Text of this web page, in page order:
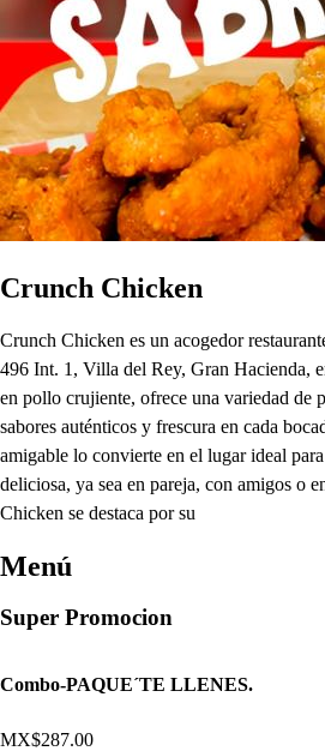
Crunch Chicken
Crunch Chicken es un acogedor
496 Int. 1, Villa del Rey, Gran Hacienda,
en pollo crujiente, ofrece una variedad de
sabores auténticos y frescura en cada
amigable lo convierte en el lugar ideal
deliciosa, ya sea en pareja, con amigos o
Chicken se destaca por su
Menú
Super Promocion
Combo-PAQUE´TE LLENES.
MX$287.00